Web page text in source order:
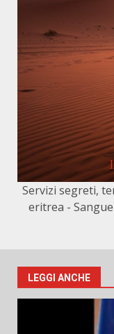
Servizi segreti,
eritrea -
LEGGI ANCHE